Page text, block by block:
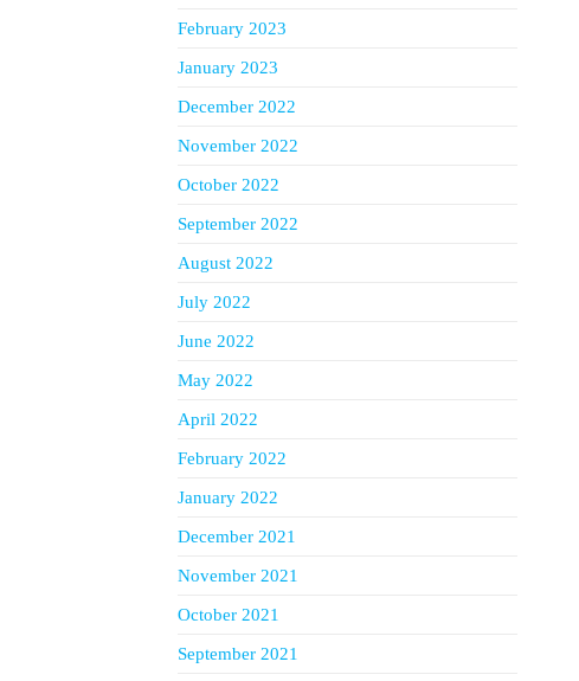
February 2023
January 2023
December 2022
November 2022
October 2022
September 2022
August 2022
July 2022
June 2022
May 2022
April 2022
February 2022
January 2022
December 2021
November 2021
October 2021
September 2021